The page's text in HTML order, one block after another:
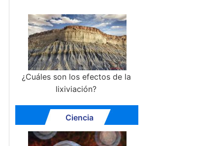
¿Cuáles son los efectos de la
lixiviación?
Ciencia